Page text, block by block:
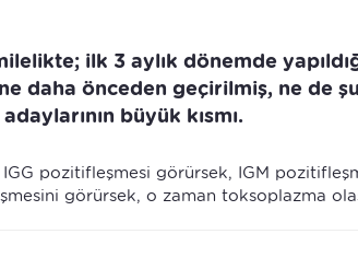
ilk 3 aylık dönemde
daha önceden geçirilmiş, ne de
büyük kısmı.
IGG pozitifleşmesi görürsek, IGM
görürsek, o zaman toksoplazma